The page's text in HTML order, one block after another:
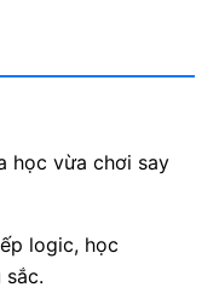
học vừa chơi say
logic, học